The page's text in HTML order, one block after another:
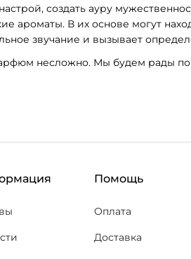
создать ауру
ароматы. В их основе могут
звучание и вызывает
несложно. Мы будем рады
Помощь
Оплата
Доставка